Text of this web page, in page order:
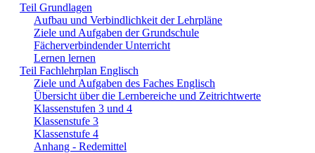
Teil Grundlagen
Aufbau und Verbindlichkeit der Lehrpläne
Ziele und Aufgaben der Grundschule
Fächerverbindender Unterricht
Lernen lernen
Teil Fachlehrplan Englisch
Ziele und Aufgaben des Faches Englisch
Übersicht über die Lernbereiche und Zeitrichtwerte
Klassenstufen 3 und 4
Klassenstufe 3
Klassenstufe 4
Anhang - Redemittel